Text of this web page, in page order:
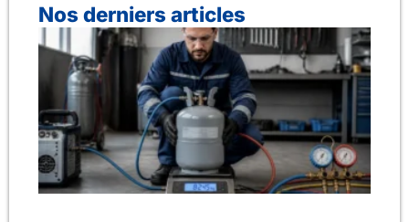
Nos derniers articles